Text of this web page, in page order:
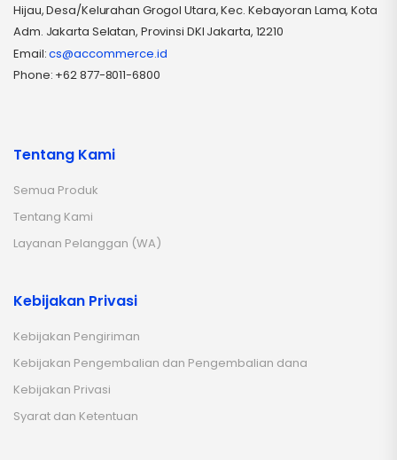
Hijau, Desa/Kelurahan Grogol Utara, Kec. Kebayoran Lama, Kota
Adm. Jakarta Selatan, Provinsi DKI Jakarta, 12210
Email:cs@accommerce.id
Phone: +62 877-8011-6800
Tentang Kami
Semua Produk
Tentang Kami
Layanan Pelanggan (WA)
Kebijakan Privasi
Kebijakan Pengiriman
Kebijakan Pengembalian dan Pengembalian dana
Kebijakan Privasi
Syarat dan Ketentuan